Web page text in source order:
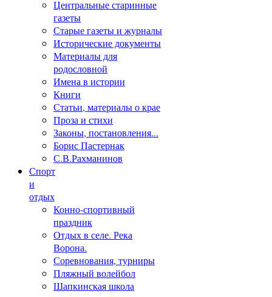
Центральные старинные
газеты
Старые газеты и журналы
Исторические документы
Материалы для
родословной
Имена в истории
Книги
Статьи, материалы о крае
Проза и стихи
Законы, постановления...
Борис Пастернак
С.В.Рахманинов
Спорт
и
отдых
Конно-спортивный
праздник
Отдых в селе. Река
Ворона.
Соревнования, турниры
Пляжный волейбол
Шапкинская школа